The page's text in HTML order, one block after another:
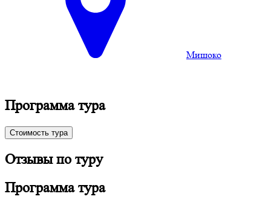
Мишоко
Программа тура
Стоимость тура
Отзывы по туру
Программа тура